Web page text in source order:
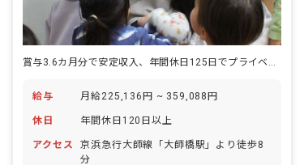
給与 月給225,136円 ~ 359,088円
休日 年間休日120日以上
アクセス
京浜急行大師線「大師橋駅」より徒歩8
分